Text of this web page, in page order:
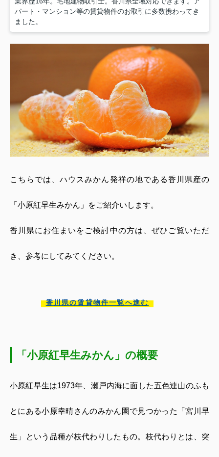
パート・マンション等の賃貸物件のお取引に多数携わってき
ました。
こちらでは、ハウスみかん発祥の地である香川県産の
「小原紅早生みかん」をご紹介いします。
香川県にお住まいをご検討中の方は、ぜひご覧いただ
き、参考にしてみてください。
香川県の賃貸物件一覧へ進む
「小原紅早生みかん」の概要
小原紅早生は1973年、瀬戸内海に面した五色連山のふも
とにある小原幸晴さんのみかん園で見つかった「宮川早
生」という品種が枝代わりしたもの。枝代わりとは、突